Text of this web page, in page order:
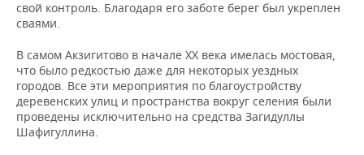
свой контроль. Благодаря его заботе берег был укреплен
сваями.
В самом Акзигитово в начале XX века имелась мостовая,
что было редкостью даже для некоторых уездных
городов. Все эти мероприятия по благоустройству
деревенских улиц и пространства вокруг селения были
проведены исключительно на средства Загидуллы
Шафигуллина.